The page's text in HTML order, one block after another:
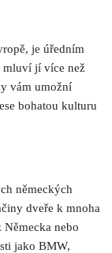
je úředním
mluví jí více než
vám umožní
bohatou kulturu
německých
dveře k mnoha
nebo
jako BMW,